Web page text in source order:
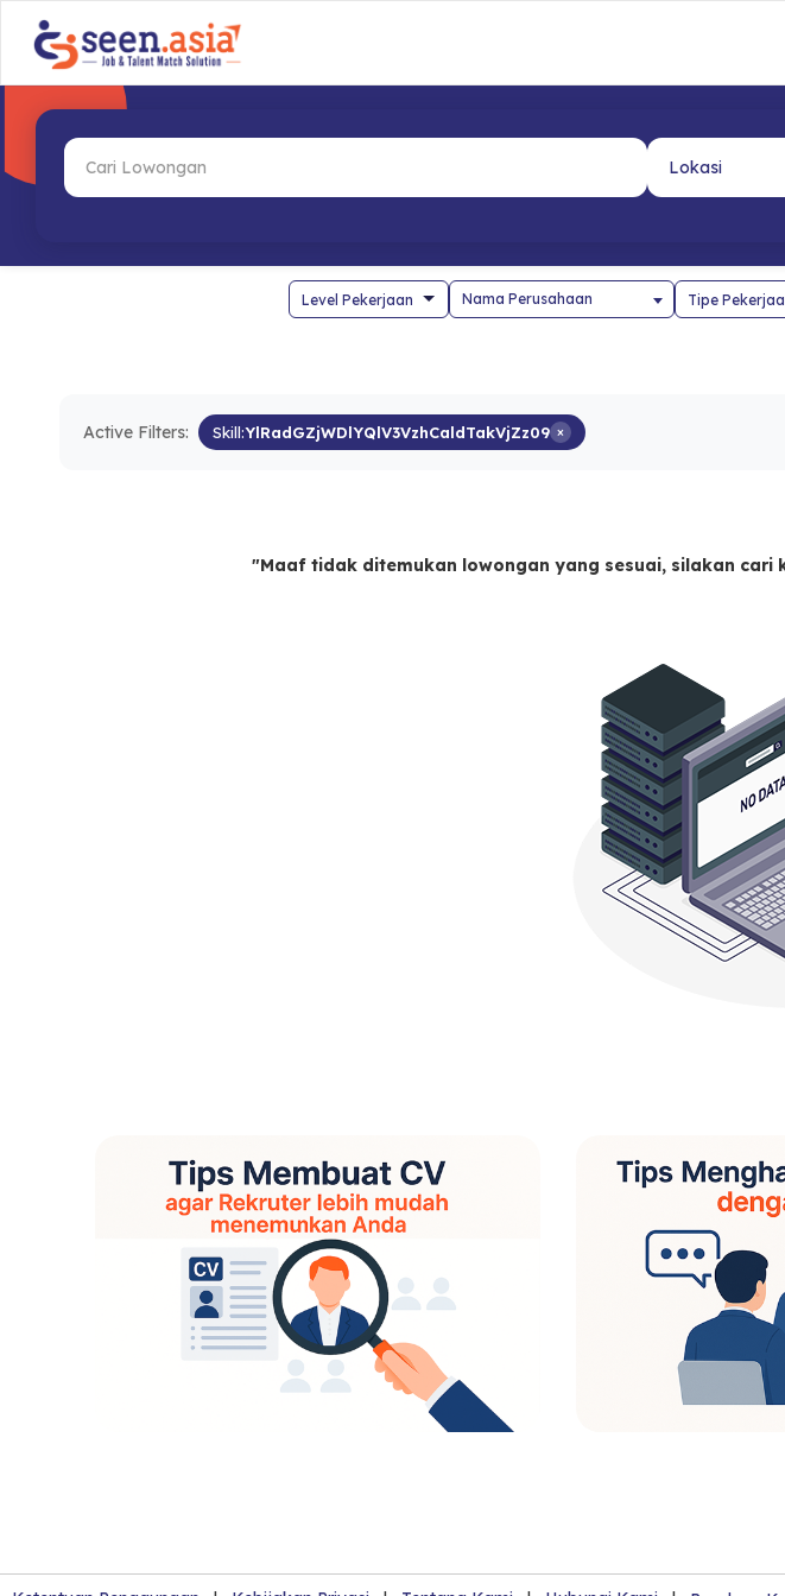
Nama Perusahaan
Active Filters: Skill:YlRadGZjWDlYQlV3VzhCaldTakVjZz09 ×
"Maaf tidak ditemukan lowongan yang sesuai, silakan